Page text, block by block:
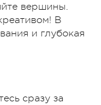
вершины.
В
и глубокая
сразу за